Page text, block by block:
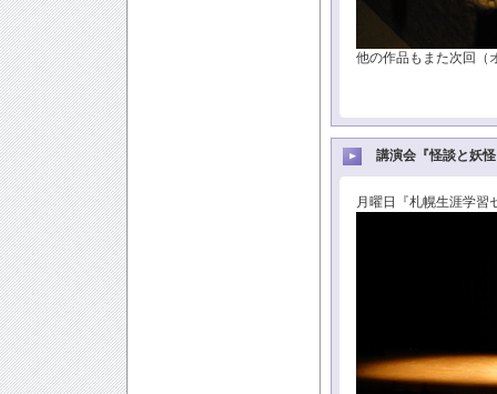
他の作品もまた次回（
講演会『怪談と妖
月曜日『札幌生涯学習